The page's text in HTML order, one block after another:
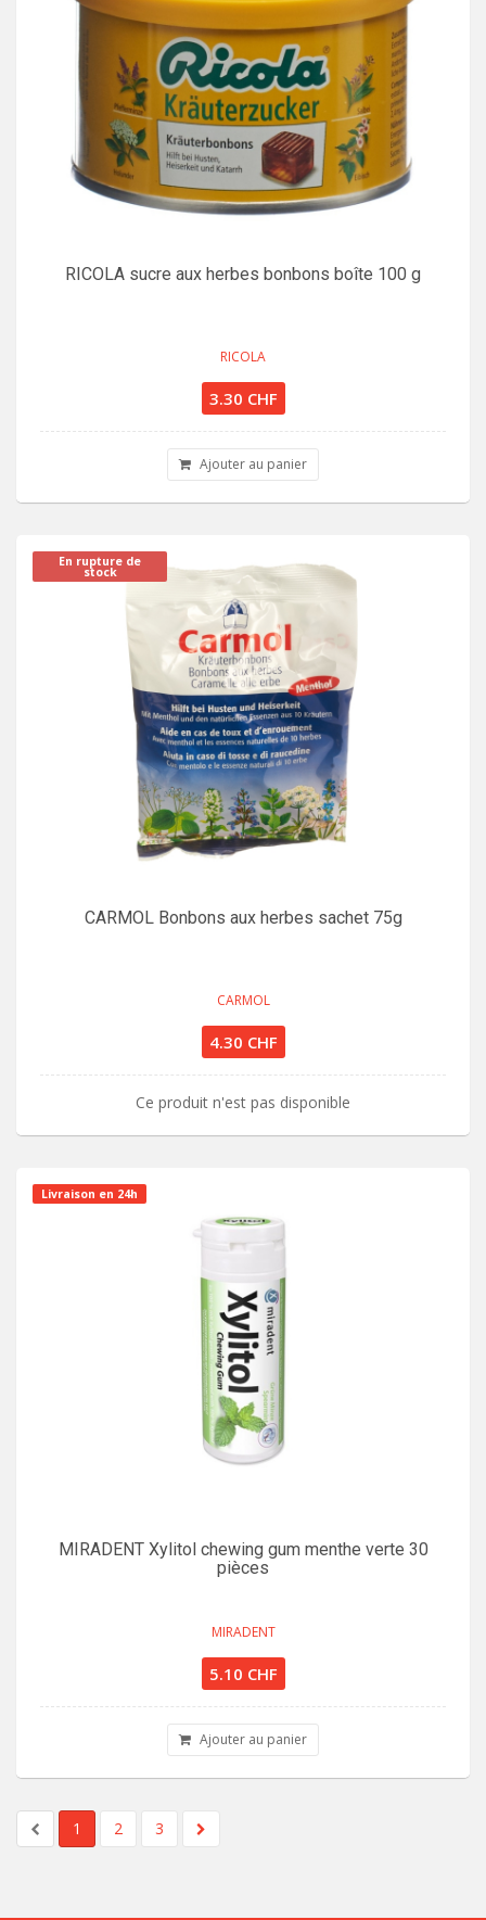
RICOLA sucre aux herbes bonbons boîte 100 g
RICOLA
3.30 CHF
Ajouter au panier
En rupture de
stock
CARMOL Bonbons aux herbes sachet 75g
CARMOL
4.30 CHF
Ce produit n'est pas disponible
Livraison en 24h
MIRADENT Xylitol chewing gum menthe verte 30
pièces
MIRADENT
5.10 CHF
Ajouter au panier
1 2 3